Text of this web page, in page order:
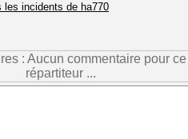
les incidents de ha770
: Aucun commentaire pour ce
répartiteur ...